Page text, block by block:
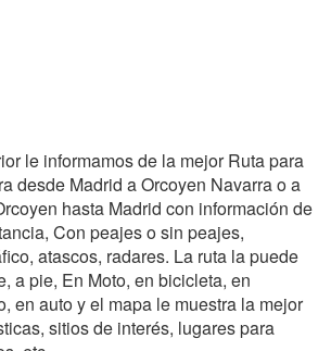
le informamos de la mejor Ruta para
desde Madrid a Orcoyen Navarra o a
hasta Madrid con información de
Con peajes o sin peajes,
atascos, radares. La ruta la puede
a pie, En Moto, en bicicleta, en
en auto y el mapa le muestra la mejor
sitios de interés, lugares para